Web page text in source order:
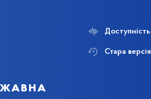
Доступність
Стара версія